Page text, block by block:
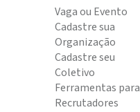
Vaga ou Evento
Cadastre sua
Organização
Cadastre seu
Coletivo
Ferramentas para
Recrutadores